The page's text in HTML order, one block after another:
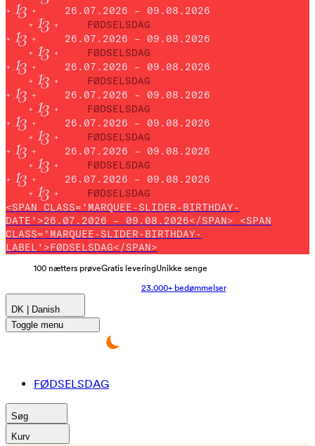
26.07.2026 – 09.08.2026
FØDSELSDAG
26.07.2026 – 09.08.2026
FØDSELSDAG
26.07.2026 – 09.08.2026
FØDSELSDAG
26.07.2026 – 09.08.2026
FØDSELSDAG
26.07.2026 – 09.08.2026
FØDSELSDAG
26.07.2026 – 09.08.2026
FØDSELSDAG
26.07.2026 – 09.08.2026
FØDSELSDAG
<SPAN CLASS='MARQUEE-SLIDER-BIRTHDAY-
DATE'>26.07.2026 – 09.08.2026</SPAN> <SPAN
CLASS='MARQUEE-SLIDER-BIRTHDAY-
LABEL'>FØDSELSDAG</SPAN>
100 nætters prøveGratis leveringUnikke senge
23.000+ bedømmelser
DK | Danish
Toggle menu
FØDSELSDAG
Søg
Kurv